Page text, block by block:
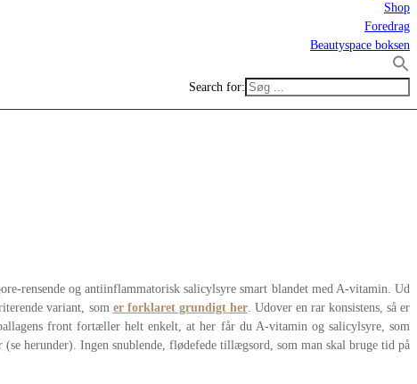
Shop
Foredrag
Beautyspace boksen
Search for:
rensende og antiinflammatorisk salicylsyre smart blandet med A-vitamin. Ud
variant, som er forklaret grundigt her. Udover en rar konsistens, så er
front fortæller helt enkelt, at her får du A-vitamin og salicylsyre, som
herunder). Ingen snublende, flødefede tillægsord, som man skal bruge tid på